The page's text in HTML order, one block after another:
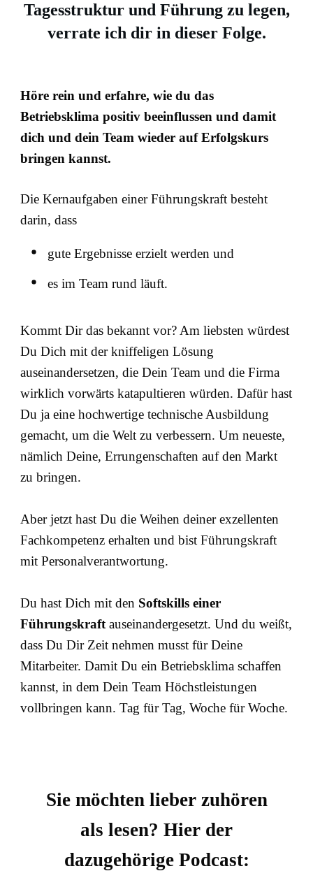
Tagesstruktur und Führung zu legen,
verrate ich dir in dieser Folge.
Höre rein und erfahre, wie du das
Betriebsklima positiv beeinflussen und damit
dich und dein Team wieder auf Erfolgskurs
bringen kannst.
Die Kernaufgaben einer Führungskraft besteht
darin, dass
gute Ergebnisse erzielt werden und
es im Team rund läuft.
Kommt Dir das bekannt vor? Am liebsten würdest
Du Dich mit der kniffeligen Lösung
auseinandersetzen, die Dein Team und die Firma
wirklich vorwärts katapultieren würden. Dafür hast
Du ja eine hochwertige technische Ausbildung
gemacht, um die Welt zu verbessern. Um neueste,
nämlich Deine, Errungenschaften auf den Markt
zu bringen.
Aber jetzt hast Du die Weihen deiner exzellenten
Fachkompetenz erhalten und bist Führungskraft
mit Personalverantwortung.
Du hast Dich mit den Softskills einer
Führungskraft auseinandergesetzt. Und du weißt,
dass Du Dir Zeit nehmen musst für Deine
Mitarbeiter. Damit Du ein Betriebsklima schaffen
kannst, in dem Dein Team Höchstleistungen
vollbringen kann. Tag für Tag, Woche für Woche.
Sie möchten lieber zuhören
als lesen? Hier der
dazugehörige Podcast: